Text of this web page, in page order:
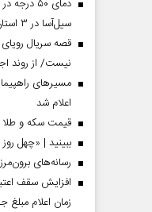
دمای ۵۰
سیل‌آسا در ۳ استان
قصه سریال
نیست/ از روند
مسیر‌های
اعلام شد
قیمت سکه و طلا در بازار
ببینید | «چهل
رسانه‌های
افزایش سقف
زمان اعلام
صفحات نخست